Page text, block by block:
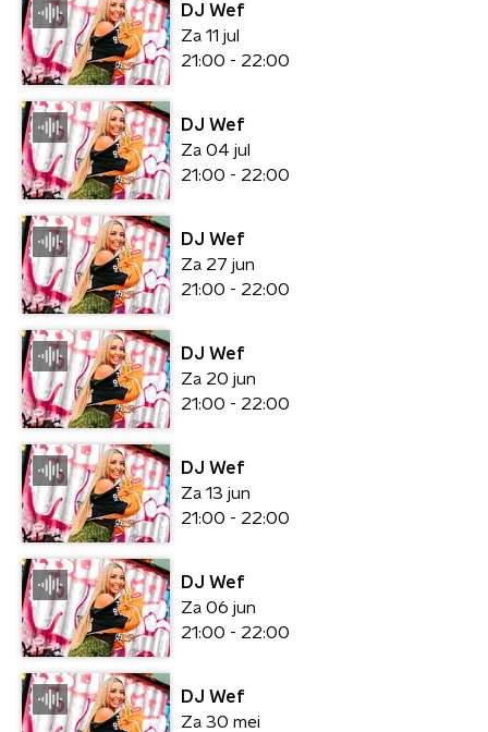
DJ Wef
Za 11 jul
21:00 - 22:00
DJ Wef
Za 04 jul
21:00 - 22:00
DJ Wef
Za 27 jun
21:00 - 22:00
DJ Wef
Za 20 jun
21:00 - 22:00
DJ Wef
Za 13 jun
21:00 - 22:00
DJ Wef
Za 06 jun
21:00 - 22:00
DJ Wef
Za 30 mei